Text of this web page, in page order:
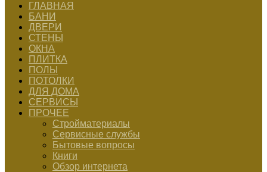
ГЛАВНАЯ
БАНИ
ДВЕРИ
СТЕНЫ
ОКНА
ПЛИТКА
ПОЛЫ
ПОТОЛКИ
ДЛЯ ДОМА
СЕРВИСЫ
ПРОЧЕЕ
Стройматериалы
Сервисные службы
Бытовые вопросы
Книги
Обзор интернета